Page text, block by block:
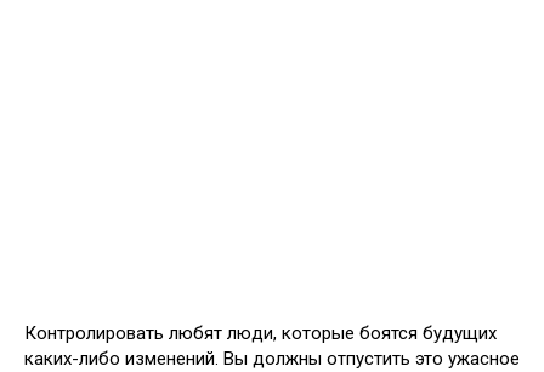
Контролировать любят люди, которые боятся будущих
каких-либо изменений. Вы должны отпустить это ужасное